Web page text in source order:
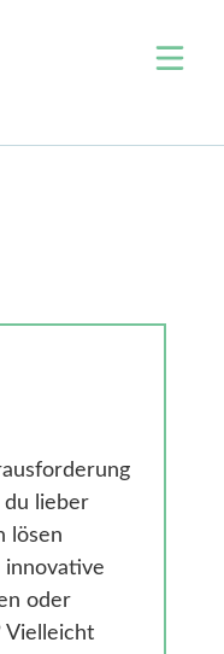
Data
du lieber
lösen
innovative
oder
Vielleicht